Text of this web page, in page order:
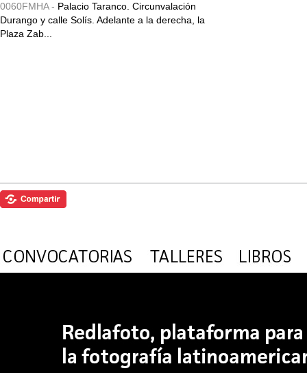
0060FMHA - Palacio Taranco. Circunvalación
Durango y calle Solís. Adelante a la derecha, la
Plaza Zab...